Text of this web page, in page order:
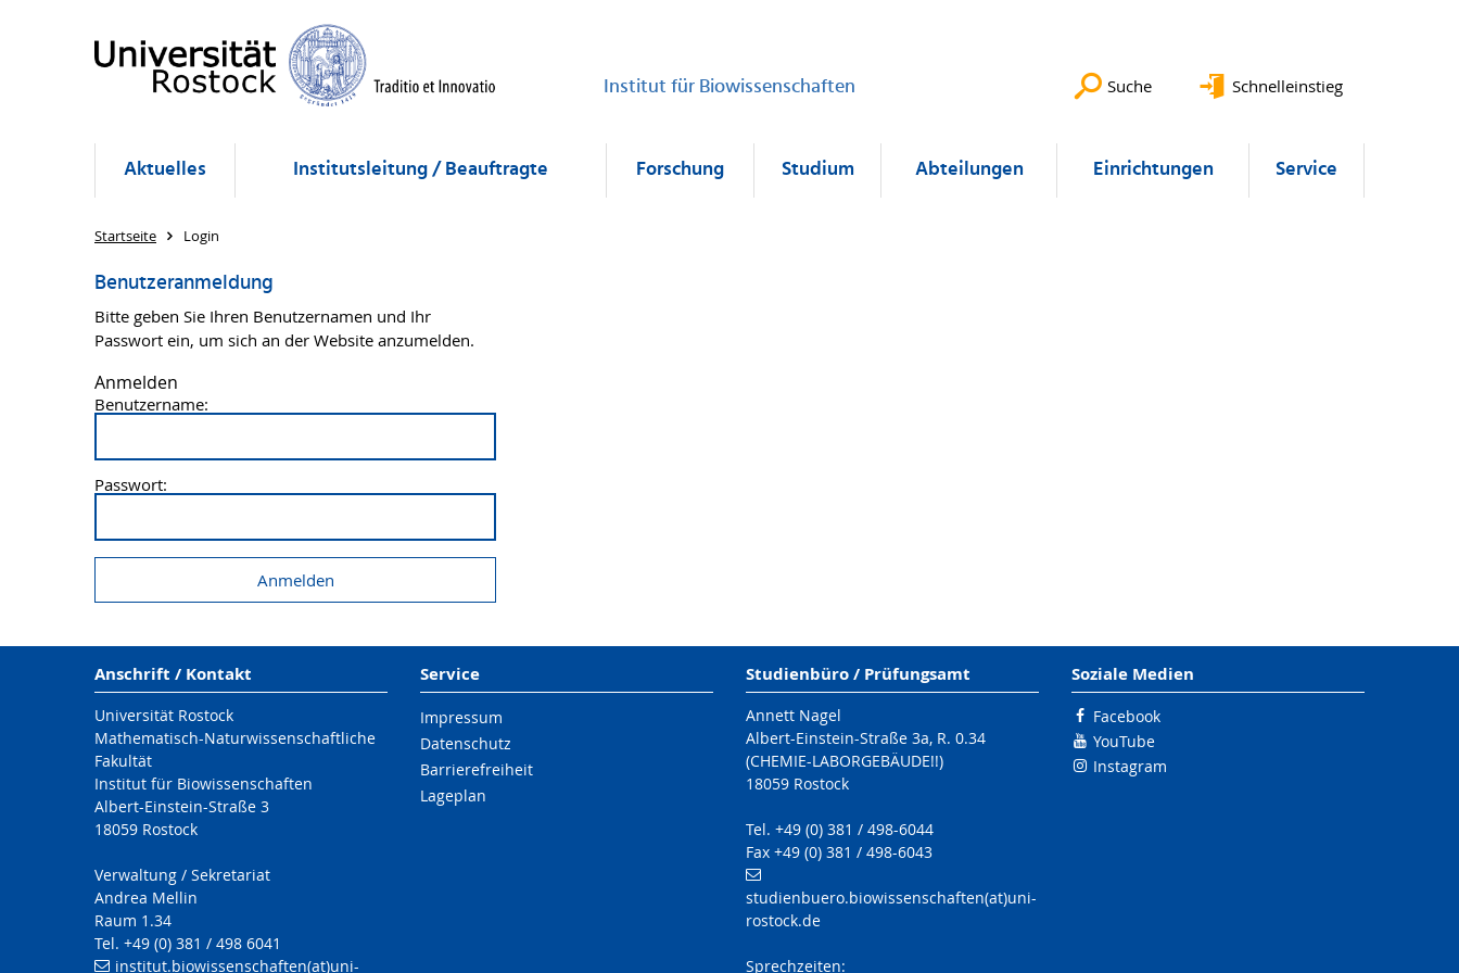
Institut für Biowissenschaften Suche Schnelleinstieg
Aktuelles Institutsleitung / Beauftragte Forschung Studium Abteilungen Einrichtungen Service
Startseite Login
Benutzeranmeldung
Bitte geben Sie Ihren Benutzernamen und Ihr
Passwort ein, um sich an der Website anzumelden.
Anmelden
Benutzername:
Passwort:
Anschrift / Kontakt
Universität Rostock
Mathematisch-Naturwissenschaftliche
Fakultät
Institut für Biowissenschaften
Albert-Einstein-Straße 3
18059 Rostock
Verwaltung / Sekretariat
Andrea Mellin
Raum 1.34
Tel. +49 (0) 381 / 498 6041
institut.biowissenschaften(at)uni-
Service
Impressum
Datenschutz
Barrierefreiheit
Lageplan
Studienbüro / Prüfungsamt
Annett Nagel
Albert-Einstein-Straße 3a, R. 0.34
(CHEMIE-LABORGEBÄUDE!!)
18059 Rostock
Tel. +49 (0) 381 / 498-6044
Fax +49 (0) 381 / 498-6043
studienbuero.biowissenschaften(at)uni-
rostock.de
Sprechzeiten:
Soziale Medien
Facebook
YouTube
Instagram